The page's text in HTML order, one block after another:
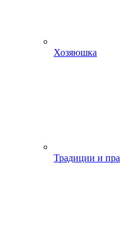
Хозяюшка
Традиции и